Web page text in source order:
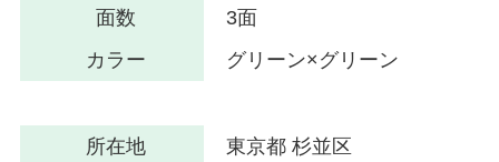
面数
3面
カラー
グリーン×グリーン
所在地 東京都 杉並区